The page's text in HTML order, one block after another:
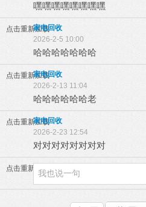
嘿嘿嘿嘿嘿嘿嘿嘿
点击重新加载
家电回收
2026-2-5 10:00
哈哈哈哈哈哈哈
点击重新加载
家电回收
2026-2-13 11:04
哈哈哈哈哈哈老
点击重新加载
家电回收
2026-2-23 12:54
对对对对对对对对
点击重新加载